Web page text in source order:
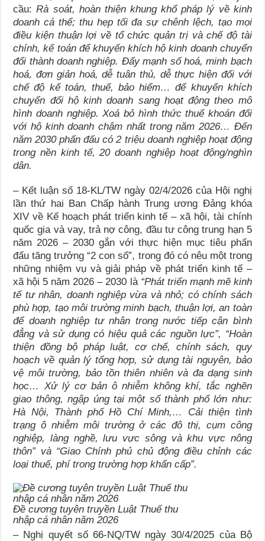
cầu:Rà soát, hoàn thiện khung khổ pháp lý về kinh
doanh cá thể; thu hẹp tối đa sự chênh lệch, tạo mọi
điều kiện thuận lợi về tổ chức quản trị và chế độ tài
chính, kế toán để khuyến khích hộ kinh doanh chuyển
đổi thành doanh nghiệp. Đẩy mạnh số hoá, minh bạch
hoá, đơn giản hoá, dễ tuân thủ, dễ thực hiện đối với
chế độ kế toán, thuế, bảo hiểm… để khuyến khích
chuyển đổi hộ kinh doanh sang hoạt động theo mô
hình doanh nghiệp. Xoá bỏ hình thức thuế khoán đối
với hộ kinh doanh chậm nhất trong năm 2026… Đến
năm 2030 phấn đấu có 2 triệu doanh nghiệp hoạt động
trong nền kinh tế, 20 doanh nghiệp hoạt động/nghìn
dân.
– Kết luận số 18-KL/TW ngày 02/4/2026 của Hội nghị
lần thứ hai Ban Chấp hành Trung ương Đảng khóa
XIV về Kế hoạch phát triển kinh tế – xã hội, tài chính
quốc gia và vay, trả nợ công, đầu tư công trung hạn 5
năm 2026 – 2030 gắn với thực hiện mục tiêu phấn
đấu tăng trưởng “2 con số”, trong đó có nêu một trong
những nhiệm vụ và giải pháp về phát triển kinh tế –
xã hội 5 năm 2026 – 2030 là “Phát triển mạnh mẽ kinh
tế tư nhân, doanh nghiệp vừa và nhỏ; có chính sách
phù hợp, tạo môi trường minh bạch, thuận lợi, an toàn
để doanh nghiệp tư nhân trong nước tiếp cận bình
đẳng và sử dụng có hiệu quả các nguồn lực”, “Hoàn
thiện đồng bộ pháp luật, cơ chế, chính sách, quy
hoạch về quản lý tổng hợp, sử dụng tài nguyên, bảo
vệ môi trường, bảo tồn thiên nhiên và đa dạng sinh
học… Xử lý cơ bản ô nhiễm không khí, tắc nghẽn
giao thông, ngập úng tại một số thành phố lớn như:
Hà Nội, Thành phố Hồ Chí Minh,… Cải thiện tình
trạng ô nhiễm môi trường ở các đô thị, cụm công
nghiệp, làng nghề, lưu vực sông và khu vực nông
thôn” và “Giao Chính phủ chủ động điều chỉnh các
loại thuế, phí trong trường hợp khẩn cấp”.
Đề cương tuyên truyền Luật Thuế thu
nhập cá nhân năm 2026
– Nghị quyết số 66-NQ/TW ngày 30/4/2025 của Bộ